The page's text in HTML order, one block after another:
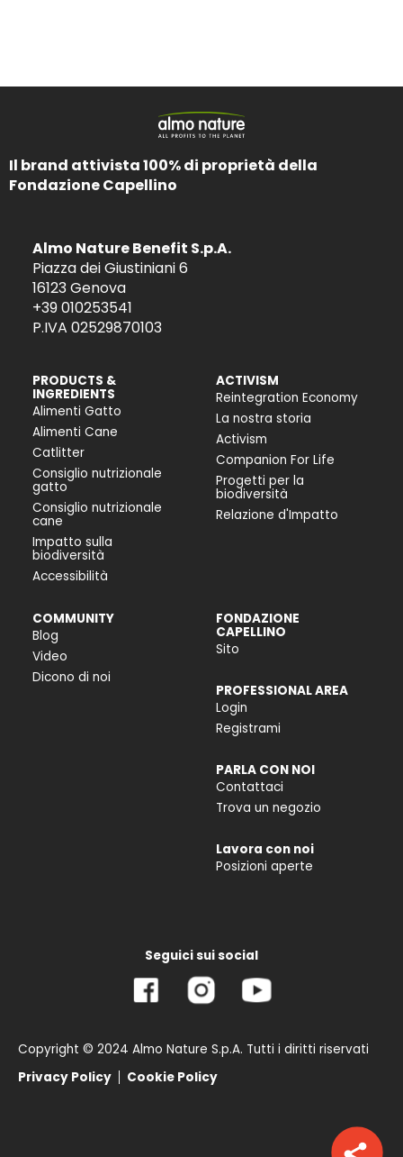
Il brand attivista 100% di proprietà della
Fondazione Capellino
Almo Nature Benefit S.p.A.
Piazza dei Giustiniani 6
16123 Genova
+39 010253541
P.IVA 02529870103
PRODUCTS &
INGREDIENTS
Alimenti Gatto
Alimenti Cane
Catlitter
Consiglio nutrizionale
gatto
Consiglio nutrizionale
cane
Impatto sulla
biodiversità
Accessibilità
ACTIVISM
Reintegration Economy
La nostra storia
Activism
Companion For Life
Progetti per la
biodiversità
Relazione d'Impatto
COMMUNITY
Blog
Video
Dicono di noi
FONDAZIONE
CAPELLINO
Sito
PROFESSIONAL AREA
Login
Registrami
PARLA CON NOI
Contattaci
Trova un negozio
Lavora con noi
Posizioni aperte
Seguici sui social
Copyright © 2024 Almo Nature S.p.A. Tutti i diritti riservati
Privacy Policy
Cookie Policy